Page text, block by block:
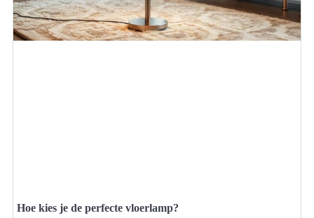
Hoe kies je de perfecte vloerlamp?